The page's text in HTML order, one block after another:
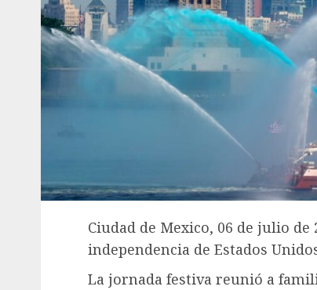
Ciudad de Mexico, 06 de julio de
independencia de Estados
La jornada festiva reunió a